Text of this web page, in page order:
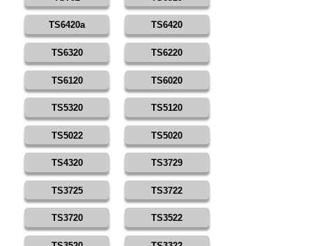
TS6420a TS6420
TS6320 TS6220
TS6120 TS6020
TS5320 TS5120
TS5022 TS5020
TS4320 TS3729
TS3725 TS3722
TS3720 TS3522